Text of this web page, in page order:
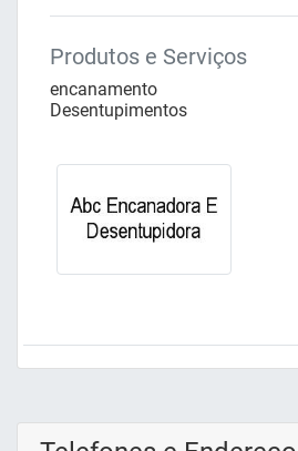
Produtos e Serviços
encanamento
Desentupimentos